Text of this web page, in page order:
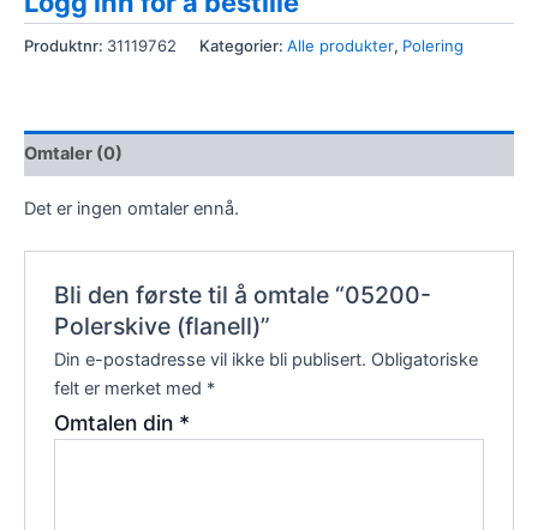
Produktnr: 31119762 Kategorier: Alle produkter, Polering
Omtaler (0)
Det er ingen omtaler ennå.
Bli den første til å omtale “05200-
Polerskive (flanell)”
Din e-postadresse vil ikke bli publisert. Obligatoriske
felt er merket med *
Omtalen din *